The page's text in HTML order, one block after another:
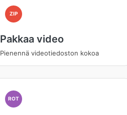
ZIP
Pakkaa video
Pienennä videotiedoston kokoa
ROT